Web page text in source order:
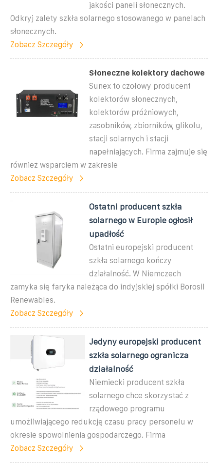
jakości paneli słonecznych.
Odkryj zalety szkła solarnego stosowanego w panelach
słonecznych.
Zobacz Szczegóły
Słoneczne kolektory dachowe
Sunex to czołowy producent
kolektorów słonecznych,
kolektorów próżniowych,
zasobników, zbiorników, glikolu,
stacji solarnych i stacji
napełniających. Firma zajmuje się
również wsparciem w zakresie
Zobacz Szczegóły
Ostatni producent szkła
solarnego w Europie ogłosił
upadłość
Ostatni europejski producent
szkła solarnego kończy
działalność. W Niemczech
zamyka się faryka należąca do indyjskiej spółki Borosil
Renewables.
Zobacz Szczegóły
Jedyny europejski producent
szkła solarnego ogranicza
działalność
Niemiecki producent szkła
solarnego chce skorzystać z
rządowego programu
umożliwiającego redukcję czasu pracy personelu w
okresie spowolnienia gospodarczego. Firma
Zobacz Szczegóły